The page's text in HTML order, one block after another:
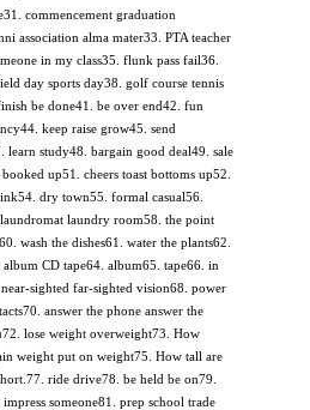
commencement graduation
association alma mater33. PTA teacher
in my class35. flunk pass fail36.
day sports day38. golf course tennis
be done41. be over end42. fun
keep raise grow45. send
learn study48. bargain good deal49. sale
up51. cheers toast bottoms up52.
dry town55. formal casual56.
laundry room58. the point
wash the dishes61. water the plants62.
CD tape64. album65. tape66. in
sighted far-sighted vision68. power
answer the phone answer the
lose weight overweight73. How
weight put on weight75. How tall are
ride drive78. be held be on79.
someone81. prep school trade